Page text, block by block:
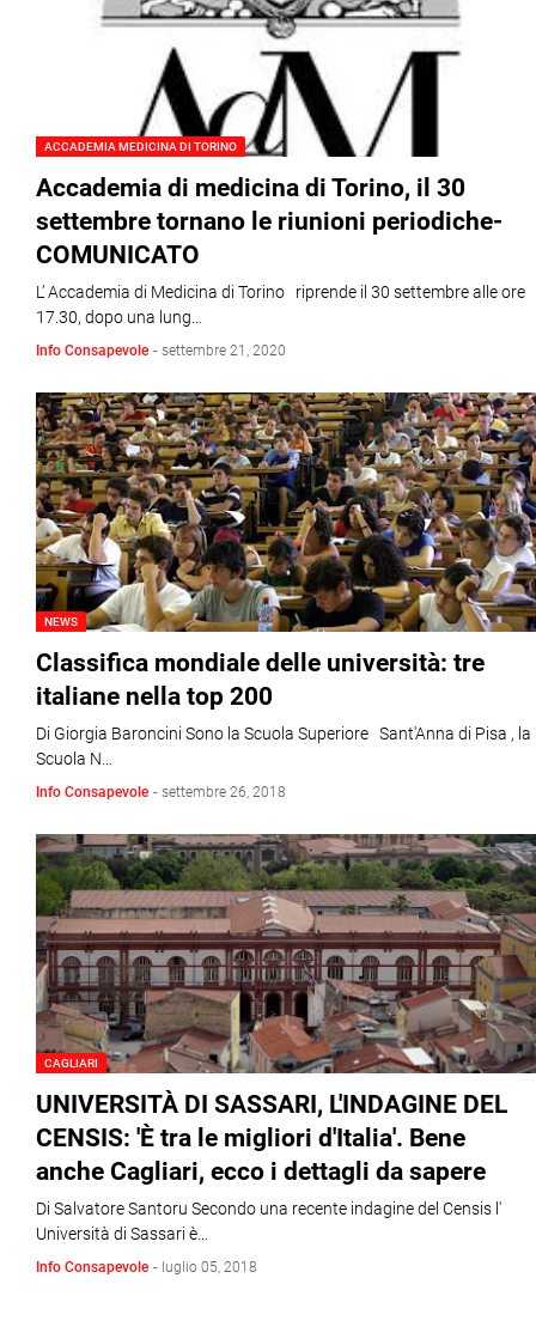
ACCADEMIA MEDICINA DI TORINO
Accademia di medicina di Torino, il 30
settembre tornano le riunioni periodiche-
COMUNICATO
L’ Accademia di Medicina di Torino riprende il 30 settembre alle ore
17.30, dopo una lung…
Info Consapevole - settembre 21, 2020
NEWS
Classifica mondiale delle università: tre
italiane nella top 200
Di Giorgia Baroncini Sono la Scuola Superiore Sant'Anna di Pisa , la
Scuola N…
Info Consapevole - settembre 26, 2018
CAGLIARI
UNIVERSITÀ DI SASSARI, L'INDAGINE DEL
CENSIS: 'È tra le migliori d'Italia'. Bene
anche Cagliari, ecco i dettagli da sapere
Di Salvatore Santoru Secondo una recente indagine del Censis l'
Università di Sassari è…
Info Consapevole - luglio 05, 2018